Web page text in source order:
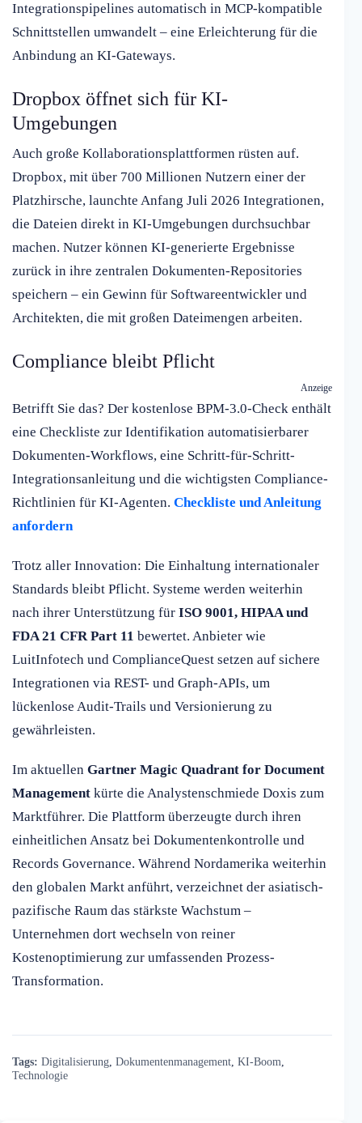
Integrationspipelines automatisch in MCP-kompatible
Schnittstellen umwandelt – eine Erleichterung für die
Anbindung an KI-Gateways.
Dropbox öffnet sich für KI-
Umgebungen
Auch große Kollaborationsplattformen rüsten auf.
Dropbox, mit über 700 Millionen Nutzern einer der
Platzhirsche, launchte Anfang Juli 2026 Integrationen,
die Dateien direkt in KI-Umgebungen durchsuchbar
machen. Nutzer können KI-generierte Ergebnisse
zurück in ihre zentralen Dokumenten-Repositories
speichern – ein Gewinn für Softwareentwickler und
Architekten, die mit großen Dateimengen arbeiten.
Compliance bleibt Pflicht
Anzeige
Betrifft Sie das? Der kostenlose BPM-3.0-Check enthält
eine Checkliste zur Identifikation automatisierbarer
Dokumenten-Workflows, eine Schritt-für-Schritt-
Integrationsanleitung und die wichtigsten Compliance-
Richtlinien für KI-Agenten. Checkliste und Anleitung
anfordern
Trotz aller Innovation: Die Einhaltung internationaler
Standards bleibt Pflicht. Systeme werden weiterhin
nach ihrer Unterstützung für ISO 9001, HIPAA und
FDA 21 CFR Part 11 bewertet. Anbieter wie
LuitInfotech und ComplianceQuest setzen auf sichere
Integrationen via REST- und Graph-APIs, um
lückenlose Audit-Trails und Versionierung zu
gewährleisten.
Im aktuellen Gartner Magic Quadrant for Document
Management kürte die Analystenschmiede Doxis zum
Marktführer. Die Plattform überzeugte durch ihren
einheitlichen Ansatz bei Dokumentenkontrolle und
Records Governance. Während Nordamerika weiterhin
den globalen Markt anführt, verzeichnet der asiatisch-
pazifische Raum das stärkste Wachstum –
Unternehmen dort wechseln von reiner
Kostenoptimierung zur umfassenden Prozess-
Transformation.
Tags: Digitalisierung Dokumentenmanagement KI-Boom
Technologie